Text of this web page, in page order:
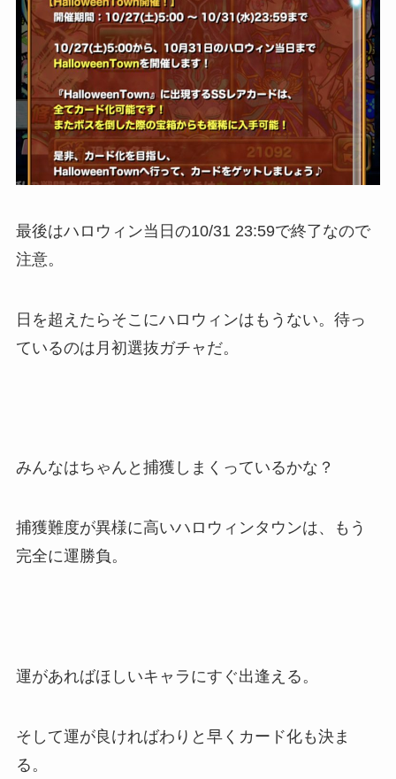
最後はハロウィン当日の10/31 23:59で終了なので
注意。
日を超えたらそこにハロウィンはもうない。待っ
ているのは月初選抜ガチャだ。
みんなはちゃんと捕獲しまくっているかな？
捕獲難度が異様に高いハロウィンタウンは、もう
完全に運勝負。
運があればほしいキャラにすぐ出逢える。
そして運が良ければわりと早くカード化も決ま
る。